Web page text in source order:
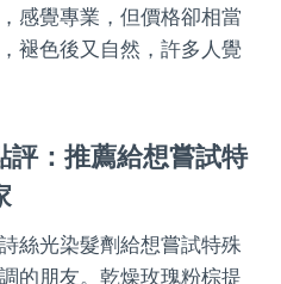
感覺專業，但價格卻相當
褪色後又自然，許多人覺
評：推薦給想嘗試特
絲光染髮劑給想嘗試特殊
的朋友。乾燥玫瑰粉棕提